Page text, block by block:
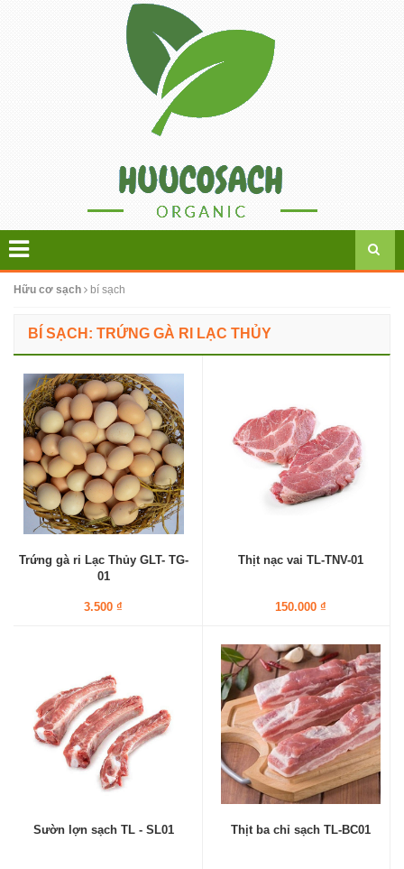
Hữu cơ sạch bí sạch
BÍ SẠCH: TRỨNG GÀ RI LẠC THỦY
Trứng gà ri Lạc Thủy GLT- TG-
01
3.500 ₫
Thịt nạc vai TL-TNV-01
150.000 ₫
Sườn lợn sạch TL - SL01 Thịt ba chỉ sạch TL-BC01